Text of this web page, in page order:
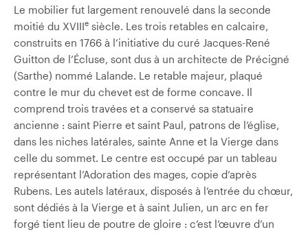
Le mobilier fut largement renouvelé dans la seconde
moitié du XVIIIe siècle. Les trois retables en calcaire,
construits en 1766 à l’initiative du curé Jacques-René
Guitton de l’Écluse, sont dus à un architecte de Précigné
(Sarthe) nommé Lalande. Le retable majeur, plaqué
contre le mur du chevet est de forme concave. Il
comprend trois travées et a conservé sa statuaire
ancienne : saint Pierre et saint Paul, patrons de l’église,
dans les niches latérales, sainte Anne et la Vierge dans
celle du sommet. Le centre est occupé par un tableau
représentant l’Adoration des mages, copie d’après
Rubens. Les autels latéraux, disposés à l’entrée du chœur,
sont dédiés à la Vierge et à saint Julien, un arc en fer
forgé tient lieu de poutre de gloire : c’est l’œuvre d’un